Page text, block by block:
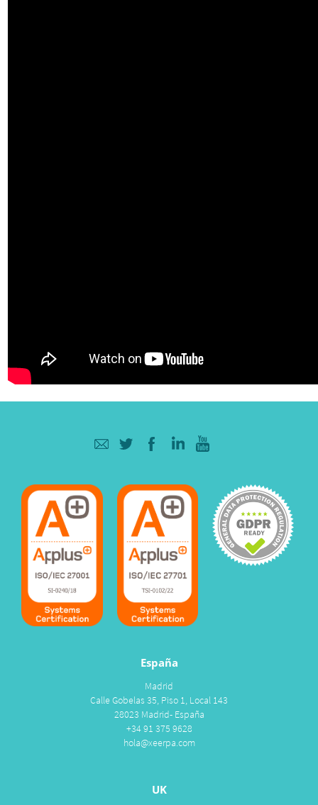
España
Madrid
Calle Gobelas 35, Piso 1, Local 143
28023 Madrid- España
+34 91 375 9628
hola@xeerpa.com
UK